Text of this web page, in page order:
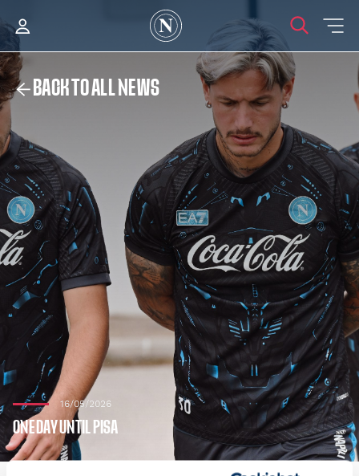
BACK TO ALL NEWS
16/05/2026
ONE DAY UNTIL PISA